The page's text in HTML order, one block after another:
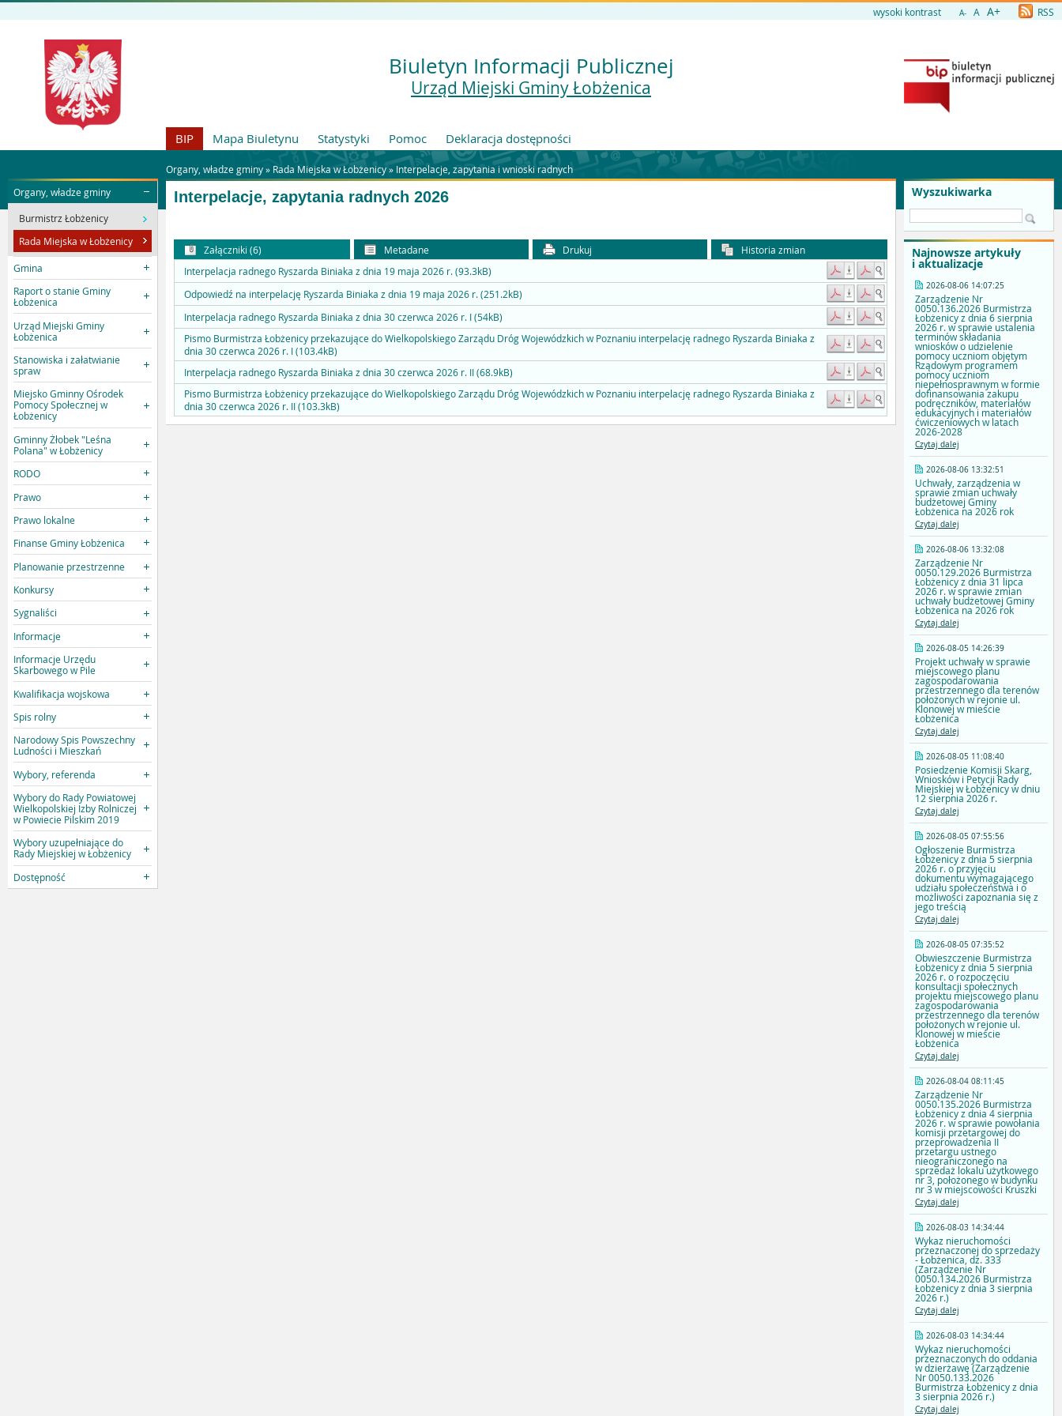
wysoki kontrast A- A A+ RSS
Biuletyn Informacji Publicznej
Urząd Miejski Gminy Łobżenica
BIP Mapa Biuletynu Statystyki Pomoc Deklaracja dostępności
Organy, władze gminy » Rada Miejska w Łobżenicy» Interpelacje, zapytania i wnioski radnych
Organy, władze gminy
Burmistrz Łobżenicy
Rada Miejska w Łobżenicy
Gmina
Raport o stanie Gminy
Łobżenica
Urząd Miejski Gminy
Łobżenica
Stanowiska i załatwianie
spraw
Miejsko Gminny Ośrodek
Pomocy Społecznej w
Łobżenicy
Gminny Żłobek "Leśna
Polana" w Łobżenicy
RODO
Prawo
Prawo lokalne
Finanse Gminy Łobżenica
Planowanie przestrzenne
Konkursy
Sygnaliści
Informacje
Informacje Urzędu
Skarbowego w Pile
Kwalifikacja wojskowa
Spis rolny
Narodowy Spis Powszechny
Ludności i Mieszkań
Wybory, referenda
Wybory do Rady Powiatowej
Wielkopolskiej Izby Rolniczej
w Powiecie Pilskim 2019
Wybory uzupełniające do
Rady Miejskiej w Łobżenicy
Dostępność
Wyszukiwarka
Najnowsze artykuły
i aktualizacje
2026-08-06 14:07:25
Zarządzenie Nr
0050.136.2026 Burmistrza
Łobżenicy z dnia 6 sierpnia
2026 r. w sprawie ustalenia
terminów składania
wniosków o udzielenie
pomocy uczniom objętym
Rządowym programem
pomocy uczniom
niepełnosprawnym w formie
dofinansowania zakupu
podręczników, materiałów
edukacyjnych i materiałów
ćwiczeniowych w latach
2026-2028
Czytaj dalej
2026-08-06 13:32:51
Uchwały, zarządzenia w
sprawie zmian uchwały
budżetowej Gminy
Łobżenica na 2026 rok
Czytaj dalej
2026-08-06 13:32:08
Zarządzenie Nr
0050.129.2026 Burmistrza
Łobżenicy z dnia 31 lipca
2026 r. w sprawie zmian
uchwały budżetowej Gminy
Łobżenica na 2026 rok
Czytaj dalej
2026-08-05 14:26:39
Projekt uchwały w sprawie
miejscowego planu
zagospodarowania
przestrzennego dla terenów
położonych w rejonie ul.
Klonowej w mieście
Łobżenica
Czytaj dalej
2026-08-05 11:08:40
Posiedzenie Komisji Skarg,
Wniosków i Petycji Rady
Miejskiej w Łobżenicy w dniu
12 sierpnia 2026 r.
Czytaj dalej
2026-08-05 07:55:56
Ogłoszenie Burmistrza
Łobżenicy z dnia 5 sierpnia
2026 r. o przyjęciu
dokumentu wymagającego
udziału społeczeństwa i o
możliwości zapoznania się z
jego treścią
Czytaj dalej
2026-08-05 07:35:52
Obwieszczenie Burmistrza
Łobżenicy z dnia 5 sierpnia
2026 r. o rozpoczęciu
konsultacji społecznych
projektu miejscowego planu
zagospodarowania
przestrzennego dla terenów
położonych w rejonie ul.
Klonowej w mieście
Łobżenica
Czytaj dalej
2026-08-04 08:11:45
Zarządzenie Nr
0050.135.2026 Burmistrza
Łobżenicy z dnia 4 sierpnia
2026 r. w sprawie powołania
komisji przetargowej do
przeprowadzenia II
przetargu ustnego
nieograniczonego na
sprzedaż lokalu użytkowego
nr 3, położonego w budynku
nr 3 w miejscowości Kruszki
Czytaj dalej
2026-08-03 14:34:44
Wykaz nieruchomości
przeznaczonej do sprzedaży
- Łobżenica, dz. 333
(Zarządzenie Nr
0050.134.2026 Burmistrza
Łobżenicy z dnia 3 sierpnia
2026 r.)
Czytaj dalej
2026-08-03 14:34:44
Wykaz nieruchomości
przeznaczonych do oddania
w dzierżawę (Zarządzenie
Nr 0050.133.2026
Burmistrza Łobżenicy z dnia
3 sierpnia 2026 r.)
Czytaj dalej
Interpelacje, zapytania radnych 2026
Załączniki (6) Metadane Drukuj
Historia zmian
Interpelacja radnego Ryszarda Biniaka z dnia 19 maja 2026 r. (93.3kB)
Odpowiedź na interpelację Ryszarda Biniaka z dnia 19 maja 2026 r. (251.2kB)
Interpelacja radnego Ryszarda Biniaka z dnia 30 czerwca 2026 r. I (54kB)
Pismo Burmistrza Łobżenicy przekazujące do Wielkopolskiego Zarządu Dróg Wojewódzkich w Poznaniu interpelację radnego Ryszarda Biniaka z
dnia 30 czerwca 2026 r. I (103.4kB)
Interpelacja radnego Ryszarda Biniaka z dnia 30 czerwca 2026 r. II (68.9kB)
Pismo Burmistrza Łobżenicy przekazujące do Wielkopolskiego Zarządu Dróg Wojewódzkich w Poznaniu interpelację radnego Ryszarda Biniaka z
dnia 30 czerwca 2026 r. II (103.3kB)